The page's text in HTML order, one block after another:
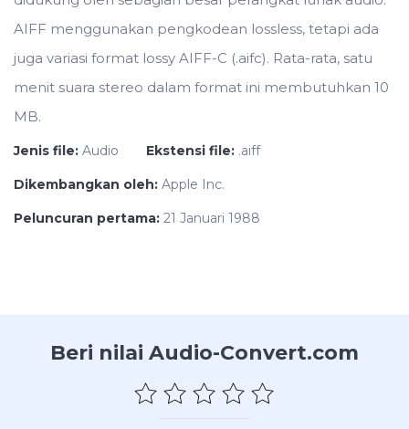
AIFF menggunakan pengkodean lossless, tetapi ada
juga variasi format lossy AIFF-C (.aifc). Rata-rata, satu
menit suara stereo dalam format ini membutuhkan 10
MB.
Jenis file: Audio Ekstensi file: .aiff
Dikembangkan oleh: Apple Inc.
Peluncuran pertama: 21 Januari 1988
Beri nilai Audio-Convert.com